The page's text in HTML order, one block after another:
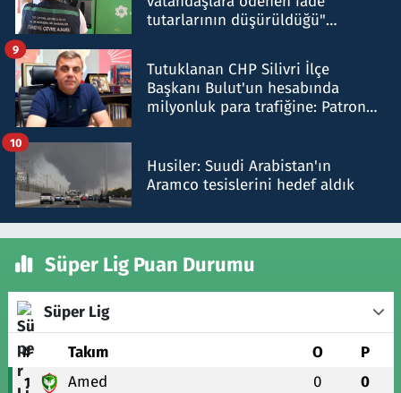
tutarlarının düşürüldüğü"
Tutuklanan CHP Silivri İlçe
Başkanı Bulut'un hesabında
milyonluk para trafiğine: Patron
9
Husiler: Suudi Arabistan'ın
Aramco tesislerini hedef aldık
10
Süper Lig Puan Durumu
Süper Lig
# Takım O P
1 Amed 0 0